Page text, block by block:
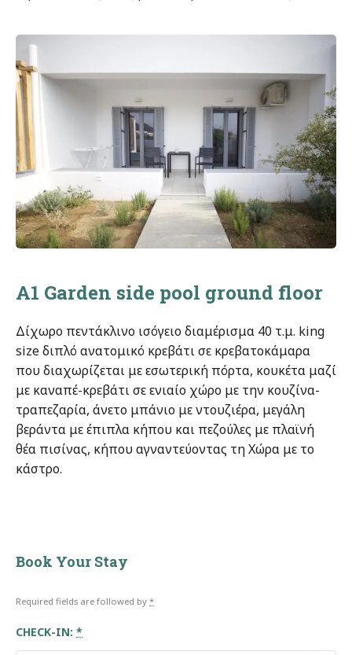
A1 Garden side pool ground floor
Δίχωρο πεντάκλινο ισόγειο διαμέρισμα 40 τ.μ. king
size διπλό ανατομικό κρεβάτι σε κρεβατοκάμαρα
που διαχωρίζεται με εσωτερική πόρτα, κουκέτα μαζί
με καναπέ-κρεβάτι σε ενιαίο χώρο με την κουζίνα-
τραπεζαρία, άνετο μπάνιο με ντουζιέρα, μεγάλη
βεράντα με έπιπλα κήπου και πεζούλες με πλαϊνή
θέα πισίνας, κήπου αγναντεύοντας τη Χώρα με το
κάστρο.
Book Your Stay
Required fields are followed by *
CHECK-IN: *